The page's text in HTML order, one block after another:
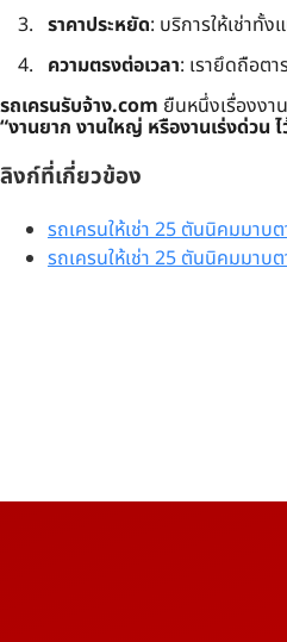
ราคาประหยัด: บริการให้เช่าทั้
ความตรงต่อเวลา: เรายึดถือต
รถเครนรับจ้าง.com ยืนหนึ่งเรื่องงา
“งานยาก งานใหญ่ หรืองานเร่งด่วน
ลิงก์ที่เกี่ยวข้อง
รถเครนให้เช่า 25 ตันนิคมมาบ
รถเครนให้เช่า 25 ตันนิคมมาบ